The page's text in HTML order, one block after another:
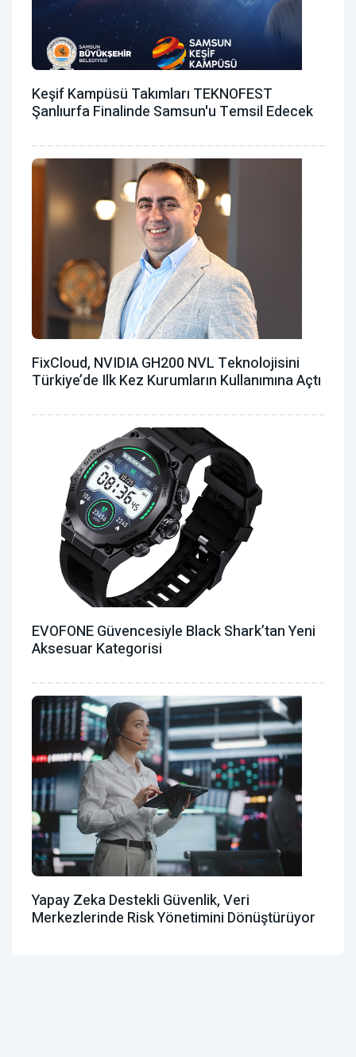
Keşif Kampüsü Takımları TEKNOFEST
Şanlıurfa Finalinde Samsun'u Temsil Edecek
FixCloud, NVIDIA GH200 NVL Teknolojisini
Türkiye’de Ilk Kez Kurumların Kullanımına Açtı
EVOFONE Güvencesiyle Black Shark’tan Yeni
Aksesuar Kategorisi
Yapay Zeka Destekli Güvenlik, Veri
Merkezlerinde Risk Yönetimini Dönüştürüyor